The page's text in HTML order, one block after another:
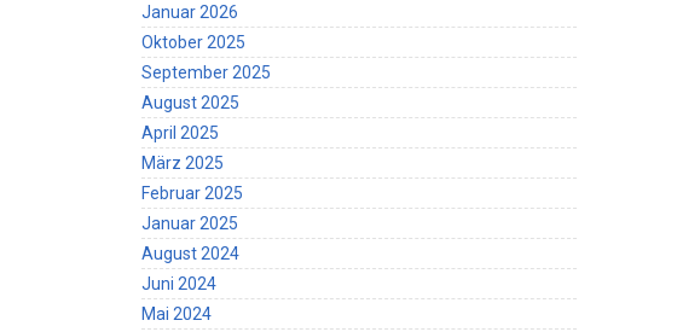
Januar 2026
Oktober 2025
September 2025
August 2025
April 2025
März 2025
Februar 2025
Januar 2025
August 2024
Juni 2024
Mai 2024